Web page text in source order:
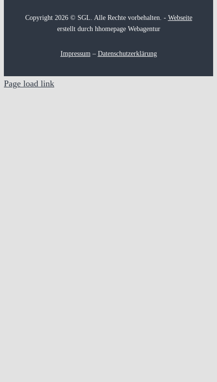
Copyright 2026 © SGL. Alle Rechte vorbehalten. - Webseite
erstellt durch hhomepage Webagentur
Impressum– Datenschutzerklärung
Page load link